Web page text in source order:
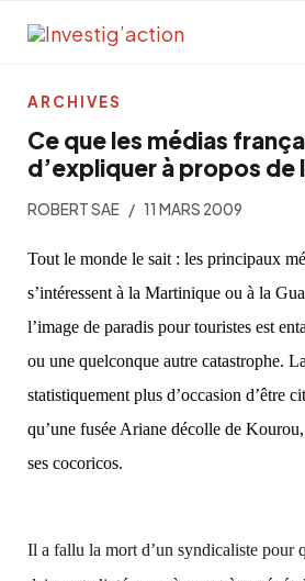
Ce que les médias
d’expliquer à propos de
ROBERT SAE 11 MARS 2009
Tout le monde le sait : les principaux
s’intéressent à la Martinique ou à la
l’image de paradis pour touristes est
ou une quelconque autre catastrophe.
statistiquement plus d’occasion d’être
qu’une fusée Ariane décolle de
ses cocoricos.
Il a fallu la mort d’un syndicaliste pour
ARCHIVES